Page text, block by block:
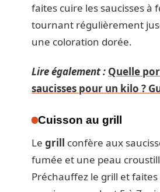
faites cuire les saucisses à
tournant régulièrement
une coloration dorée.
Lire également : Quelle
saucisses pour un kilo ?
Cuisson au grill
Le grill confère aux
fumée et une peau
Préchauffez le grill et